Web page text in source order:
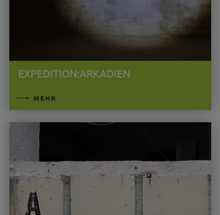
EXPEDITION:ARKADIEN
MEHR